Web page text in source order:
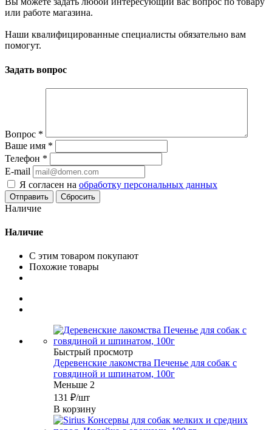
или работе магазина.
Наши квалифицированные специалисты обязательно вам
помогут.
Задать вопрос
Вопрос *
Ваше имя *
Телефон *
E-mail
Я согласен на обработку персональных данных
Сбросить
Наличие
Наличие
С этим товаром покупают
Похожие товары
Быстрый просмотр
Деревенские лакомства Печенье для собак с
говядиной и шпинатом, 100г
Меньше 2
131 ₽/шт
В корзину